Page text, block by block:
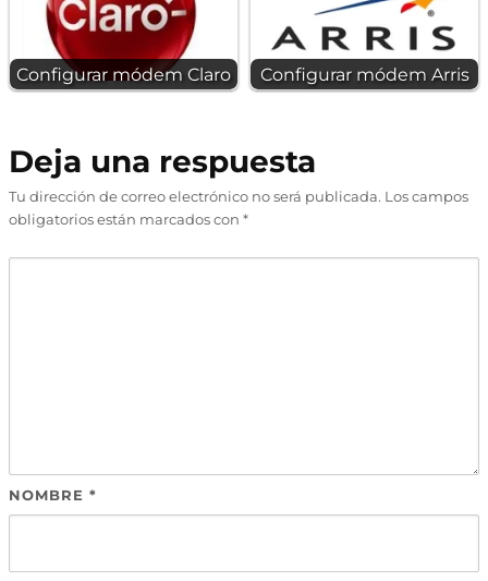
Configurar módem Claro Configurar módem Arris
Deja una respuesta
Tu dirección de correo electrónico no será publicada. Los campos
obligatorios están marcados con *
NOMBRE *